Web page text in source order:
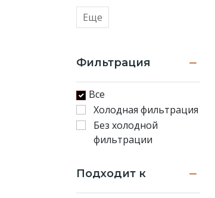
Еще
Фильтрация
Все
Холодная фильтрация
Без холодной
фильтрации
Подходит к